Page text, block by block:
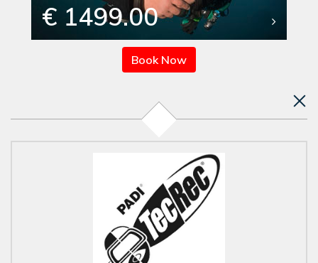
€ 1499.00
Book Now